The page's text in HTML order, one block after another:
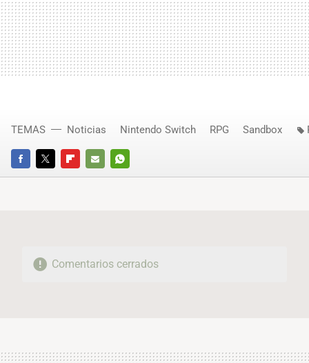
FACEBOOKTWITTERFLIPBOARD
E-
WHATSAPP
TEMAS Noticias Nintendo Switch RPG Sandbox
Comentarios cerrados